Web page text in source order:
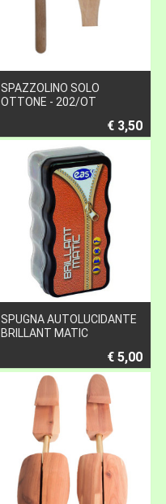
SPAZZOLINO SOLO
OTTONE - 202/OT
€ 3,50
SPUGNA AUTOLUCIDANTE
BRILLANT MATIC
€ 5,00